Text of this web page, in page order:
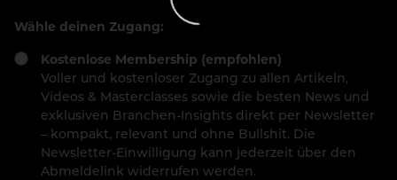
Wähle deinen Zugang:
Kostenlose Membership (empfohlen)
Voller und kostenloser Zugang zu allen Artikeln,
Videos & Masterclasses sowie die besten News und
exklusiven Branchen-Insights direkt per Newsletter
– kompakt, relevant und ohne Bullshit. Die
Newsletter-Einwilligung kann jederzeit über den
Abmeldelink widerrufen werden.